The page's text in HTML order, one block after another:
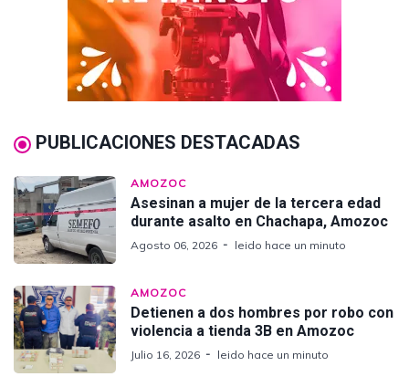
PUBLICACIONES DESTACADAS
AMOZOC
Asesinan a mujer de la tercera edad
durante asalto en Chachapa, Amozoc
Agosto 06, 2026 leido hace un minuto
AMOZOC
Detienen a dos hombres por robo con
violencia a tienda 3B en Amozoc
Julio 16, 2026 leido hace un minuto